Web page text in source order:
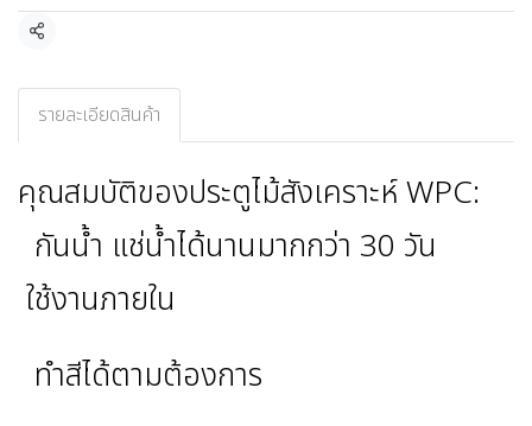
แชร์
รายละเอียดสินค้า
คุณสมบัติของประตูไม้สังเคราะห์ WPC:
กันน้ำ แช่น้ำได้นานมากกว่า 30 วัน
ใช้งานภายใน
ทำสีได้ตามต้องการ